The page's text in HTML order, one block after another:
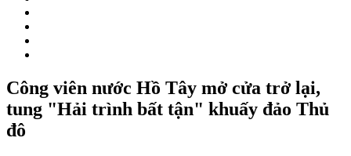
Công viên nước Hồ Tây mở cửa trở lại,
tung "Hải trình bất tận" khuấy đảo Thủ
đô